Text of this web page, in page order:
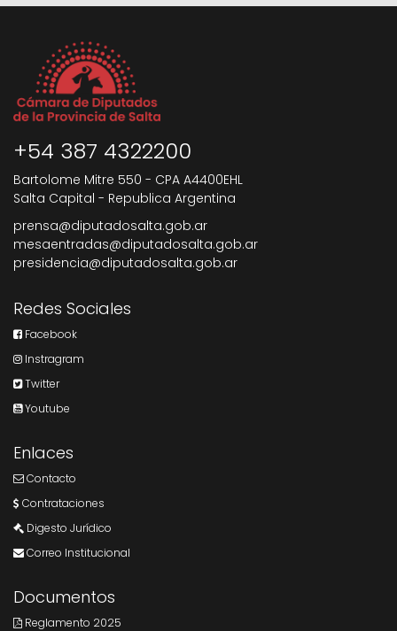
+54 387 4322200
Bartolome Mitre 550 - CPA A4400EHL
Salta Capital - Republica Argentina
prensa@diputadosalta.gob.ar
mesaentradas@diputadosalta.gob.ar
presidencia@diputadosalta.gob.ar
Redes Sociales
Facebook
Instragram
Twitter
Youtube
Enlaces
Contacto
Contrataciones
Digesto Jurídico
Correo Institucional
Documentos
Reglamento 2025